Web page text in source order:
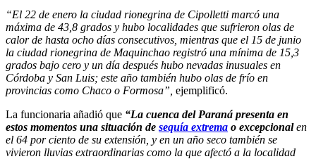
“El 22 de enero la ciudad rionegrina de Cipolletti marcó una
máxima de 43,8 grados y hubo localidades que sufrieron olas de
calor de hasta ocho días consecutivos, mientras que el 15 de junio
la ciudad rionegrina de Maquinchao registró una mínima de 15,3
grados bajo cero y un día después hubo nevadas inusuales en
Córdoba y San Luis; este año también hubo olas de frío en
provincias como Chaco o Formosa”, ejemplificó.
La funcionaria añadió que “La cuenca del Paraná presenta en
estos momentos una situación de sequía extrema o excepcionalen
el 64 por ciento de su extensión, y en un año seco también se
vivieron lluvias extraordinarias como la que afectó a la localidad